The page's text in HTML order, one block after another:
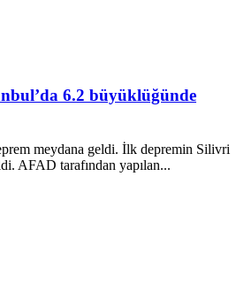
6.2 büyüklüğünde
meydana geldi. İlk depremin Silivri
AFAD tarafından yapılan...